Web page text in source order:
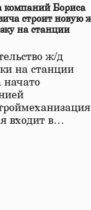
компаний Бориса
строит новую
на станции
ж/д
на станции
входит в…